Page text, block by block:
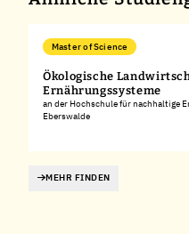
Master of Science
Ökologische
Ernährungssysteme
an der Hochschule für nachhaltige
Eberswalde
MEHR FINDEN